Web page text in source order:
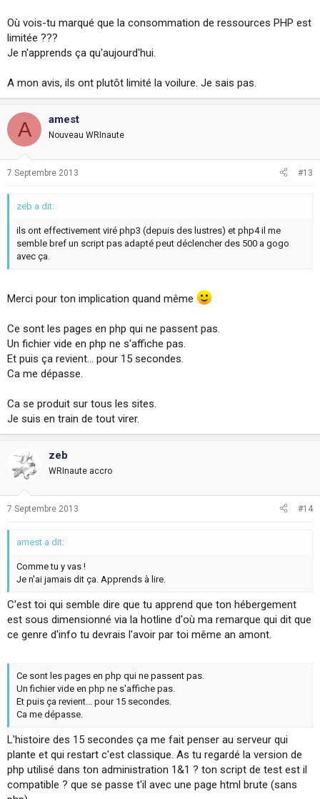
Où vois-tu marqué que la consommation de ressources PHP est
limitée ???
Je n'apprends ça qu'aujourd'hui.
A mon avis, ils ont plutôt limité la voilure. Je sais pas.
A amest
Nouveau WRInaute
7 Septembre 2013 #13
zeb a dit:
ils ont effectivement viré php3 (depuis des lustres) et php4 il me
semble bref un script pas adapté peut déclencher des 500 a gogo
avec ça.
Merci pour ton implication quand même
Ce sont les pages en php qui ne passent pas.
Un fichier vide en php ne s'affiche pas.
Et puis ça revient... pour 15 secondes.
Ca me dépasse.
Ca se produit sur tous les sites.
Je suis en train de tout virer.
zeb
WRInaute accro
7 Septembre 2013 #14
amest a dit:
Comme tu y vas !
Je n'ai jamais dit ça. Apprends à lire.
C'est toi qui semble dire que tu apprend que ton hébergement
est sous dimensionné via la hotline d'où ma remarque qui dit que
ce genre d'info tu devrais l'avoir par toi même an amont.
Ce sont les pages en php qui ne passent pas.
Un fichier vide en php ne s'affiche pas.
Et puis ça revient... pour 15 secondes.
Ca me dépasse.
L'histoire des 15 secondes ça me fait penser au serveur qui
plante et qui restart c'est classique. As tu regardé la version de
php utilisé dans ton administration 1&1 ? ton script de test est il
compatible ? que se passe t'il avec une page html brute (sans